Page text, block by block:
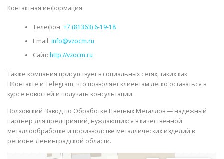
Контактная информация:
Телефон: +7 (81363) 6-19-18
Email: info@vzocm.ru
Сайт: http://vzocm.ru
Также компания присутствует в социальных сетях, таких как
ВКонтакте и Telegram, что позволяет клиентам легко оставаться в
курсе новостей и получать консультации.
Волховский Завод по Обработке Цветных Металлов — надежный
партнер для предприятий, нуждающихся в качественной
металлообработке и производстве металлических изделий в
регионе Ленинградской области.